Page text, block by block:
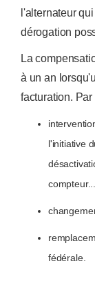
l'alternateur
dérogation
La
à un an
facturation.
l'initiative
fédérale.